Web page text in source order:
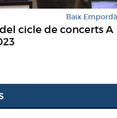
Baix Empordà
cicle de concerts A